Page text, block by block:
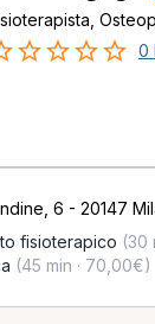
0
6 - 20147
fisioterapico (30
(45 min · 70,00€)